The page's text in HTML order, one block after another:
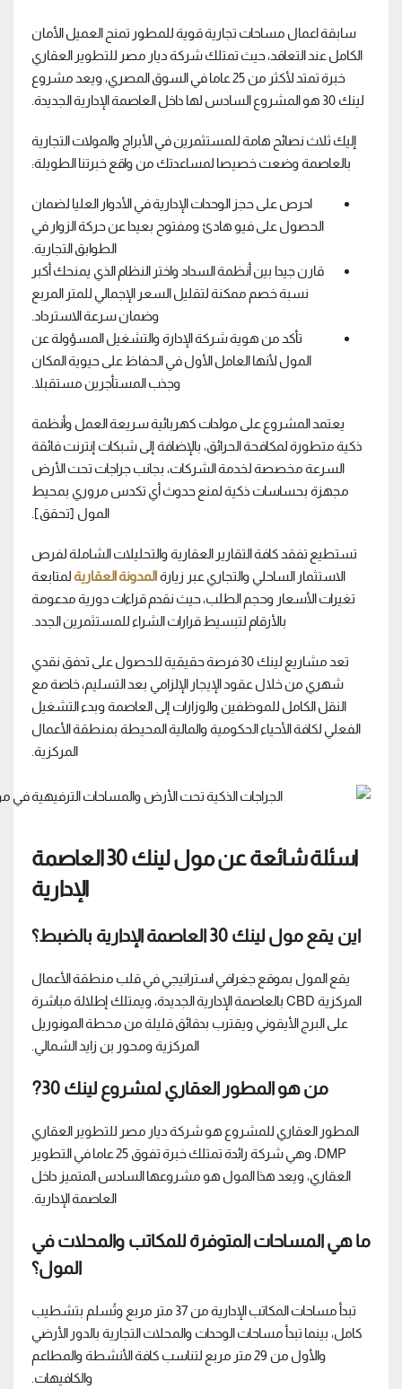
سابقة اعمال مساحات تجارية قوية للمطور تمنح العميل الأمان
الكامل عند التعاقد، حيث تمتلك شركة ديار مصر للتطوير العقاري
خبرة تمتد لأكثر من 25 عاما في السوق المصري، ويعد مشروع
لينك 30 هو المشروع السادس لها داخل العاصمة الإدارية الجديدة.
إليك ثلاث نصائح هامة للمستثمرين في الأبراج والمولات التجارية
بالعاصمة وضعت خصيصا لمساعدتك من واقع خبرتنا الطويلة:
احرص على حجز الوحدات الإدارية في الأدوار العليا لضمان
الحصول على فيو هادئ ومفتوح بعيدا عن حركة الزوار في
الطوابق التجارية.
قارن جيدا بين أنظمة السداد واختر النظام الذي يمنحك أكبر
نسبة خصم ممكنة لتقليل السعر الإجمالي للمتر المربع
وضمان سرعة الاسترداد.
تأكد من هوية شركة الإدارة والتشغيل المسؤولة عن
المول لأنها العامل الأول في الحفاظ على حيوية المكان
وجذب المستأجرين مستقبلا.
يعتمد المشروع على مولدات كهربائية سريعة العمل وأنظمة
ذكية متطورة لمكافحة الحرائق، بالإضافة إلى شبكات إنترنت فائقة
السرعة مخصصة لخدمة الشركات، بجانب جراجات تحت الأرض
مجهزة بحساسات ذكية لمنع حدوث أي تكدس مروري بمحيط
المول [تحقق].
تستطيع تفقد كافة التقارير العقارية والتحليلات الشاملة لفرص
الاستثمار الساحلي والتجاري عبر زيارةالمدونة العقاريةلمتابعة
تغيرات الأسعار وحجم الطلب، حيث نقدم قراءات دورية مدعومة
بالأرقام لتبسيط قرارات الشراء للمستثمرين الجدد.
تعد مشاريع لينك 30 فرصة حقيقية للحصول على تدفق نقدي
شهري من خلال عقود الإيجار الإلزامي بعد التسليم، خاصة مع
النقل الكامل للموظفين والوزارات إلى العاصمة وبدء التشغيل
الفعلي لكافة الأحياء الحكومية والمالية المحيطة بمنطقة الأعمال
المركزية.
اسئلة شائعة عن مول لينك 30 العاصمة
الإدارية
اين يقع مول لينك 30 العاصمة الإدارية بالضبط؟
يقع المول بموقع جغرافي استراتيجي في قلب منطقة الأعمال
المركزية CBD بالعاصمة الإدارية الجديدة، ويمتلك إطلالة مباشرة
على البرج الأيقوني ويقترب بدقائق قليلة من محطة المونوريل
المركزية ومحور بن زايد الشمالي.
من هو المطور العقاري لمشروع لينك 30?
المطور العقاري للمشروع هو شركة ديار مصر للتطوير العقاري
DMP، وهي شركة رائدة تمتلك خبرة تفوق 25 عاما في التطوير
العقاري، ويعد هذا المول هو مشروعها السادس المتميز داخل
العاصمة الإدارية.
ما هي المساحات المتوفرة للمكاتب والمحلات في
المول؟
تبدأ مساحات المكاتب الإدارية من 37 متر مربع وتُسلم بتشطيب
كامل، بينما تبدأ مساحات الوحدات والمحلات التجارية بالدور الأرضي
والأول من 29 متر مربع لتناسب كافة الأنشطة والمطاعم
والكافيهات.